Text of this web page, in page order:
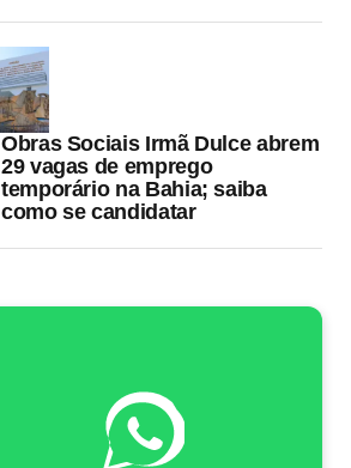
Obras Sociais Irmã Dulce abrem
29 vagas de emprego
temporário na Bahia; saiba
como se candidatar